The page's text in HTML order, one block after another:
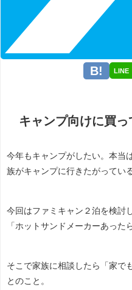
LINE
キャンプ向けに買っ
今年もキャンプがしたい。本当
族がキャンプに行きたがってい
今回はファミキャン２泊を検討
「ホットサンドメーカーあった
そこで家族に相談したら「家で
とのこと。